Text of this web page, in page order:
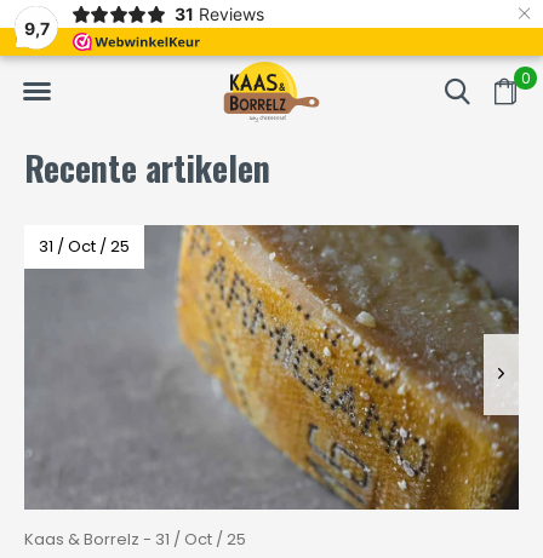
9,7
31 Reviews ×
0
Vaak volgende dag geleverd Gratis bezorgd
Recente artikelen
31 / Oct / 25
Kaas & Borrelz - 31 / Oct / 25